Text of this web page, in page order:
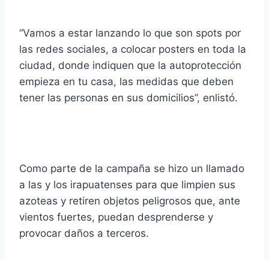
“Vamos a estar lanzando lo que son spots por
las redes sociales, a colocar posters en toda la
ciudad, donde indiquen que la autoprotección
empieza en tu casa, las medidas que deben
tener las personas en sus domicilios”, enlistó.
Como parte de la campaña se hizo un llamado
a las y los irapuatenses para que limpien sus
azoteas y retiren objetos peligrosos que, ante
vientos fuertes, puedan desprenderse y
provocar daños a terceros.